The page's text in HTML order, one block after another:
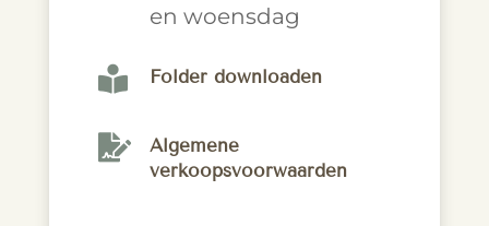
en woensdag
 Folder downloaden

Algemene
verkoopsvoorwaarden